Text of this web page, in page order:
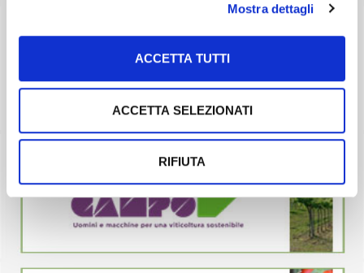
Mostra dettagli
ACCETTA TUTTI
ACCETTA SELEZIONATI
RIFIUTA